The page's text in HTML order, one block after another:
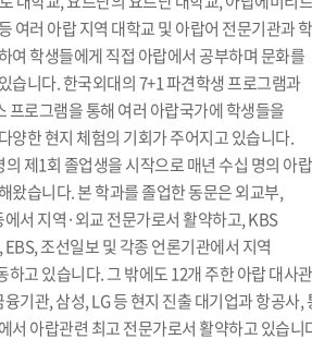
여러 아랍 지역 대학교 및 아랍어 전문기관과
여 학생들에게 직접 아랍에서 공부하며 문화를
습니다. 한국외대의 7+1 파견학생 프로그램과
프로그램을 통해 여러 아랍국가에 학생들을
양한 현지 체험의 기회가 주어지고 있습니다.
제1회 졸업생을 시작으로 매년 수십 명의 아
왔습니다. 본 학과를 졸업한 동문은 외교부,
서 지역·외교 전문가로서 활약하고, KBS
조선일보 및 각종 언론기관에서 지역
하고 있습니다. 그 밖에도 12개 주한 아랍 대사
기관, 삼성, LG 등 현지 진출 대기업과 항공사,
서 아랍관련 최고 전문가로서 활약하고 있습니